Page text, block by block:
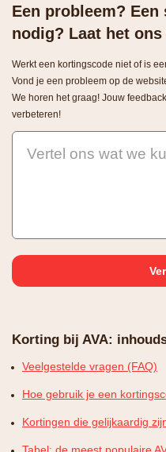
Een probleem?
nodig? Laat het ons
Werkt een kortingscode niet of is
Vond je een probleem op de
We horen het graag! Jouw
verbeteren!
Vertel ons wat we
Korting bij AVA:
Veelgestelde vragen (FAQ)
Hoe gebruik je een
Kortingen die gelijkaardig